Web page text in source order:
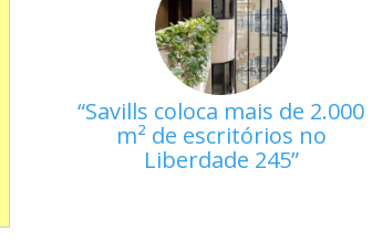
Savills coloca mais de 2.000
m² de escritórios no
Liberdade 245